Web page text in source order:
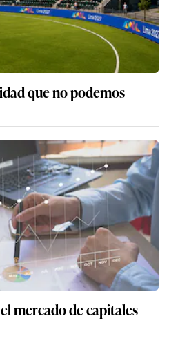
que no podemos
mercado de capitales